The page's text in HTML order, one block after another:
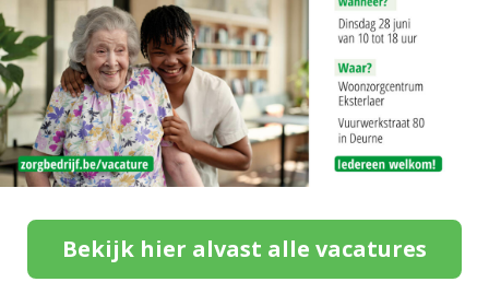
Bekijk hier alvast alle vacatures